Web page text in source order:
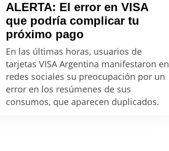
aeropuertos
gratis
tus
tarjetas
ALERTA: El error en VISA
que podría complicar tu
próximo pago
El
error
en
VISA
que
En las últimas horas, usuarios de
tarjetas VISA Argentina manifestaron en
redes sociales su preocupación por un
error en los resúmenes de sus
consumos, que aparecen duplicados.